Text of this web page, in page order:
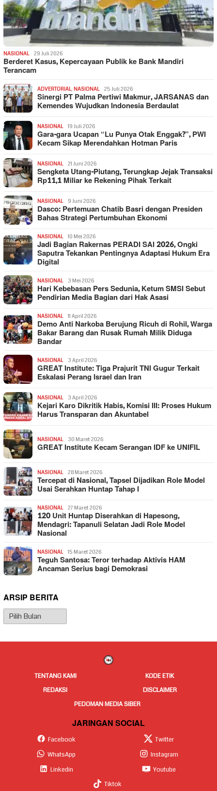
NASIONAL 29 Juli 2026
Berderet Kasus, Kepercayaan Publik ke Bank Mandiri
Terancam
ADVERTORIAL, NASIONAL 25 Juli 2026
Sinergi PT Palma Pertiwi Makmur, JARSANAS dan
Kemendes Wujudkan Indonesia Berdaulat
NASIONAL 19 Juli 2026
Gara-gara Ucapan “Lu Punya Otak Enggak?”, PWI
Kecam Sikap Merendahkan Hotman Paris
NASIONAL 21 Juni 2026
Sengketa Utang-Piutang, Terungkap Jejak Transaksi
Rp11,1 Miliar ke Rekening Pihak Terkait
NASIONAL 9 Juni 2026
Dasco: Pertemuan Chatib Basri dengan Presiden
Bahas Strategi Pertumbuhan Ekonomi
NASIONAL 10 Mei 2026
Jadi Bagian Rakernas PERADI SAI 2026, Ongki
Saputra Tekankan Pentingnya Adaptasi Hukum Era
Digital
NASIONAL 3 Mei 2026
Hari Kebebasan Pers Sedunia, Ketum SMSI Sebut
Pendirian Media Bagian dari Hak Asasi
NASIONAL 11 April 2026
Demo Anti Narkoba Berujung Ricuh di Rohil, Warga
Bakar Barang dan Rusak Rumah Milik Diduga
Bandar
NASIONAL 3 April 2026
GREAT Institute: Tiga Prajurit TNI Gugur Terkait
Eskalasi Perang Israel dan Iran
NASIONAL 3 April 2026
Kejari Karo Dikritik Habis, Komisi III: Proses Hukum
Harus Transparan dan Akuntabel
NASIONAL 30 Maret 2026
GREAT Institute Kecam Serangan IDF ke UNIFIL
NASIONAL 28 Maret 2026
Tercepat di Nasional, Tapsel Dijadikan Role Model
Usai Serahkan Huntap Tahap I
NASIONAL 27 Maret 2026
120 Unit Huntap Diserahkan di Hapesong,
Mendagri: Tapanuli Selatan Jadi Role Model
Nasional
NASIONAL 15 Maret 2026
Teguh Santosa: Teror terhadap Aktivis HAM
Ancaman Serius bagi Demokrasi
ARSIP BERITA
Arsip
Berita
TENTANG KAMI
KODE ETIK
REDAKSI
DISCLAIMER
PEDOMAN MEDIA SIBER
JARINGAN SOCIAL
Facebook
Twitter
WhatsApp
Instagram
Linkedin
Youtube
Tiktok